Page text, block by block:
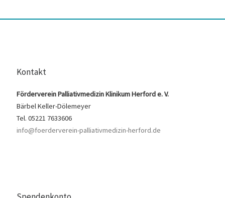
Kontakt
Förderverein Palliativmedizin Klinikum Herford e. V.
Bärbel Keller-Dölemeyer
Tel. 05221 7633606
info@foerderverein-palliativmedizin-herford.de